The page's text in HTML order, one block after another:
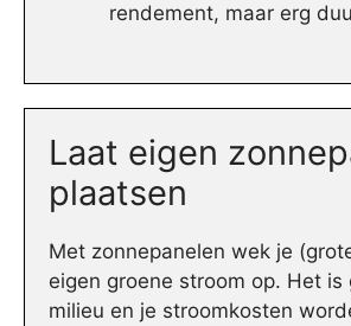
rendement, maar erg
Laat eigen
plaatsen
Met zonnepanelen wek je
eigen groene stroom op. Het is
milieu en je stroomkosten